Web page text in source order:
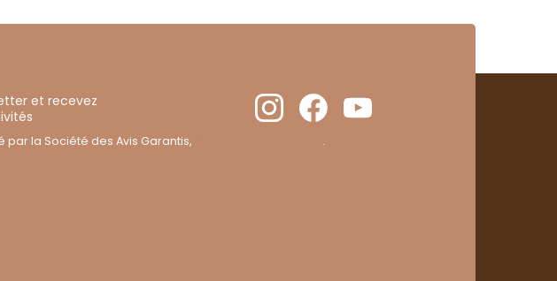
et recevez
la Société des Avis Garantis, .